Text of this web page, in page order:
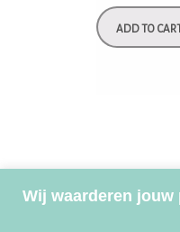
Wij waarderen jouw
ADD TO